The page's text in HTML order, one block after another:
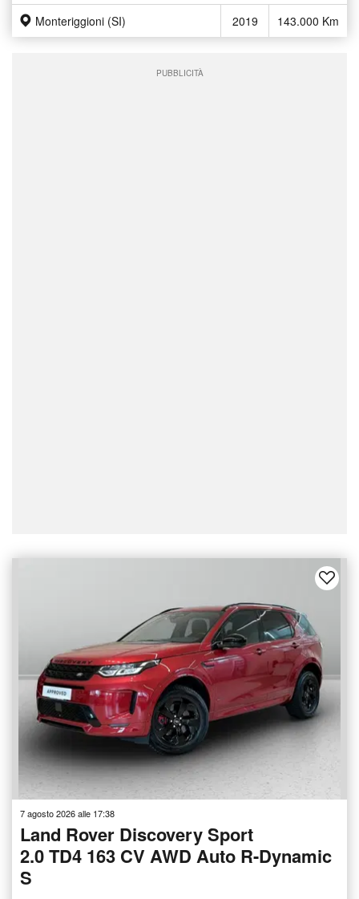
Monteriggioni (SI) 2019 143.000 Km
PUBBLICITÀ
7 agosto 2026 alle 17:38
Land Rover Discovery Sport
2.0 TD4 163 CV AWD Auto R-Dynamic
S